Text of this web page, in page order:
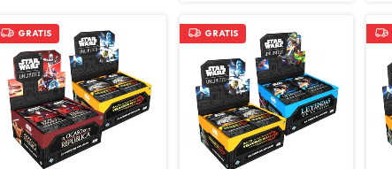
GRATIS GRATIS